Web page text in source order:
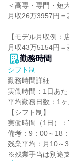
＜高専・専門・短
月収26万3957円
【モデル月収例
月収43万5154円
勤務時間
シフト制
勤務時間詳細
実働時間：1日あ
平均勤務日数：1
【シフト制】
実働時間（1日）
備考：9：00～18
残業平均：月10～
※残業手当は別途